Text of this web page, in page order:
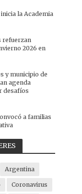
la Academia
refuerzan
2026 en
y municipio de
agenda
desafíos
a familias
Argentina
Coronavirus